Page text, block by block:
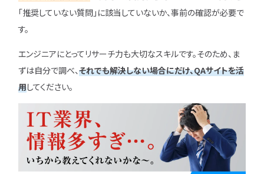
「推奨していない質問」に該当していないか、事前の確認が必要で
す。
エンジニアにとってリサーチ力も大切なスキルです。そのため、ま
ずは自分で調べ、それでも解決しない場合にだけ、QAサイトを活
用してください。